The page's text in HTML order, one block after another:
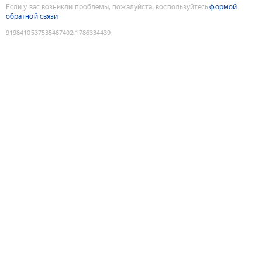
Если у вас возникли проблемы, пожалуйста, воспользуйтесьформой
обратной связи
9198410537535467402:1786334439